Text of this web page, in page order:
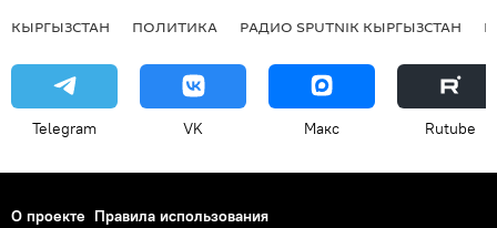
КЫРГЫЗСТАН ПОЛИТИКА РАДИО SPUTNIK КЫРГЫЗСТАН
Telegram VK Макс Rutube
О проекте Правила использования